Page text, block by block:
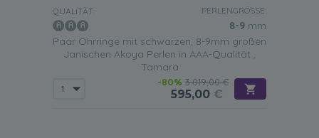
QUALITÄT: PERLENGRÖSSE:
8-9 mm
Paar Ohrringe mit schwarzen, 8-9mm großen
Janischen Akoya Perlen in AAA-Qualität ,
Tamara
-80% 3.019,00 €
595,00 €